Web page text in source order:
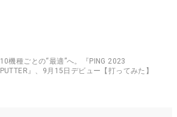
10機種ごとの“最適”へ。『PING 2023
PUTTER』、9月15日デビュー【打ってみた】